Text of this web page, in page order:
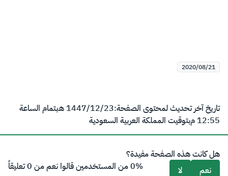
2020/08/21
تاريخ آخر تحديث لمحتوى الصفحة:23‏/12‏/1447 هـ
بتمام الساعة
12:55 م
بتوقيت المملكة العربية السعودية
هل كانت هذه الصفحة مفيدة؟
نعم
لا 0% من المستخدمين قالوا نعم من 0 تعليقاً